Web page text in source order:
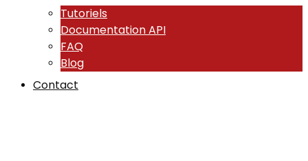
Tutoriels
Documentation API
FAQ
Blog
Contact